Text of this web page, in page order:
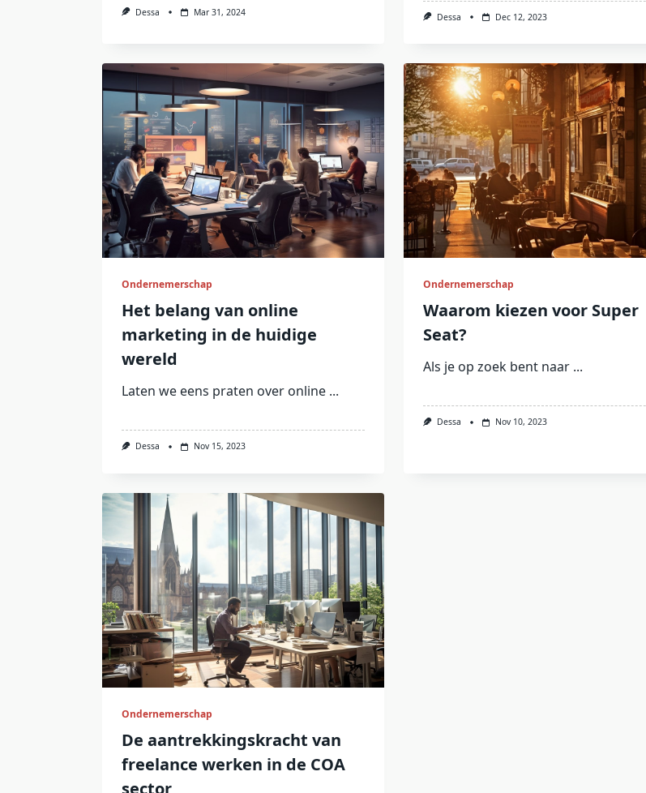
Dessa Mar 31, 2024 Dessa Dec 12, 2023
Ondernemerschap
Het belang van online
marketing in de huidige
wereld
Laten we eens praten over online ...
Dessa Nov 15, 2023
Ondernemerschap
Waarom kiezen voor Super
Seat?
Als je op zoek bent naar ...
Dessa Nov 10, 2023
Ondernemerschap
De aantrekkingskracht van
freelance werken in de COA
sector